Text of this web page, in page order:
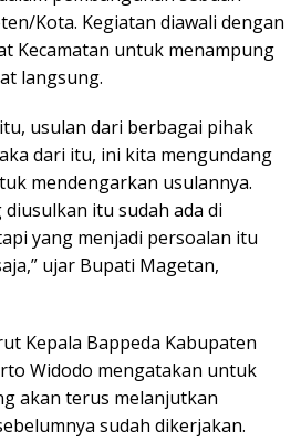
Kota. Kegiatan diawali dengan
Kecamatan untuk menampung
langsung.
usulan dari berbagai pihak
dari itu, ini kita mengundang
mendengarkan usulannya.
itu sudah ada di
yang menjadi persoalan itu
ujar Bupati Magetan,
Kepala Bappeda Kabupaten
Widodo mengatakan untuk
akan terus melanjutkan
sudah dikerjakan.